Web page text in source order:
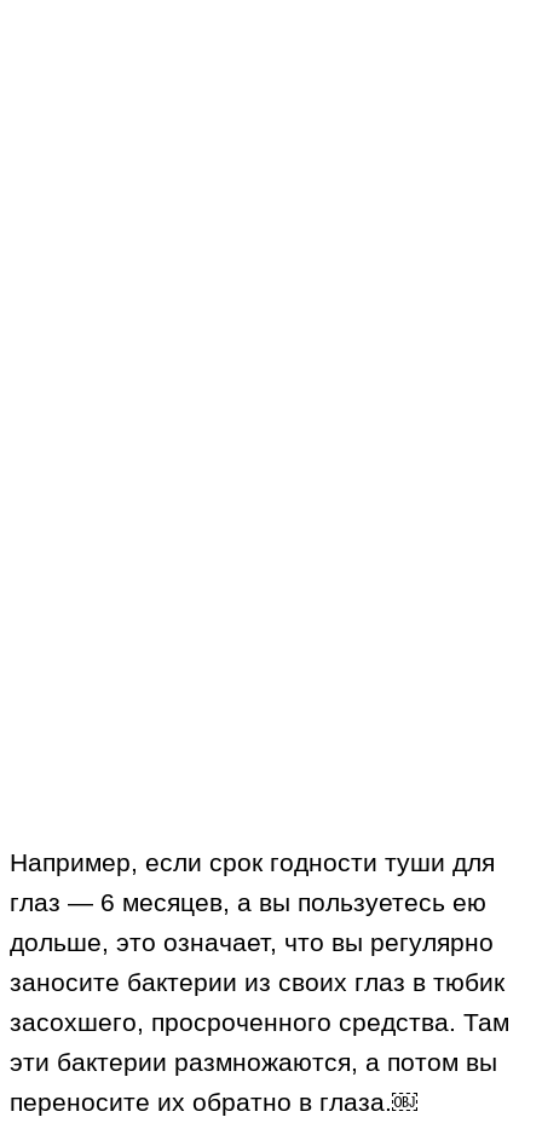
Например, если срок годности туши для
глаз — 6 месяцев, а вы пользуетесь ею
дольше, это означает, что вы регулярно
заносите бактерии из своих глаз в тюбик
засохшего, просроченного средства. Там
эти бактерии размножаются, а потом вы
переносите их обратно в глаза.￼